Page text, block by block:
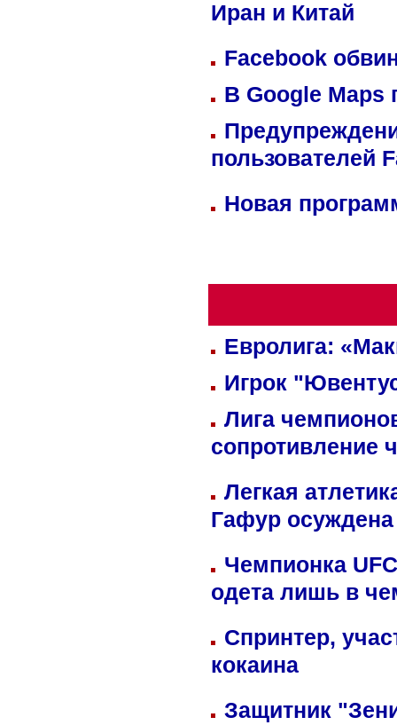
Иран и Китай
Facebook
В Google Maps
пользователей
Новая
Евролига:
Игрок
Лига
сопротивление
Легкая
Гафур осуждена
Чемпионка
одета лишь в
Спринтер,
кокаина
Защитник